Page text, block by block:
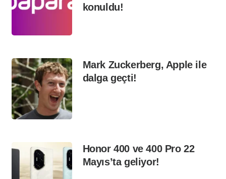
konuldu!
Mark Zuckerberg, Apple ile
dalga geçti!
Honor 400 ve 400 Pro 22
Mayıs’ta geliyor!